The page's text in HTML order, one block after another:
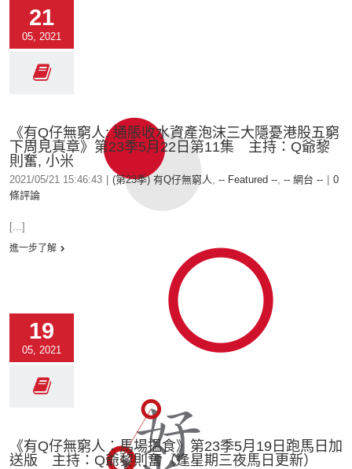
21
05, 2021
《有Q仔無窮人: 通脹收水資產泡沫三大隱憂港股五窮
下周見真章》第23季5月22日第11集 主持：Q爺黎
則奮, 小米
2021/05/21 15:46:43 (第23季) 有Q仔無窮人, -- Featured --, -- 網台 --
0
條評論
[...]
進一步了解
19
05, 2021
《有Q仔無窮人︰馬場搵食》第23季5月19日跑馬日加
送版 主持：Q爺黎則奮（逢星期三夜馬日更新）